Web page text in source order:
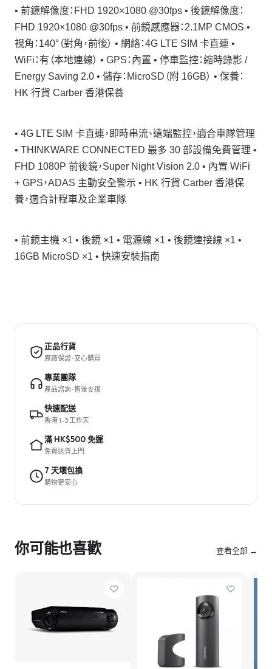
• 前鏡解像度：FHD 1920×1080 @30fps • 後鏡解像度：
FHD 1920×1080 @30fps • 前鏡感應器：2.1MP CMOS •
視角：140°（對角，前後） • 網絡：4G LTE SIM 卡直連 •
WiFi：有（本地連線） • GPS：內置 • 停車監控：縮時錄影 /
Energy Saving 2.0 • 儲存：MicroSD（附 16GB） • 保養：
HK 行貨 Carber 香港保養
• 4G LTE SIM 卡直連，即時串流、遠端監控，適合車隊管理
• THINKWARE CONNECTED 最多 30 部設備免費管理 •
FHD 1080P 前後鏡，Super Night Vision 2.0 • 內置 WiFi
+ GPS，ADAS 主動安全警示 • HK 行貨 Carber 香港保
養，適合計程車及企業車隊
• 前鏡主機 ×1 • 後鏡 ×1 • 電源線 ×1 • 後鏡連接線 ×1 •
16GB MicroSD ×1 • 快速安裝指南
正品行貨
原廠保證 · 安心購買
專業團隊
產品諮詢 · 售後支援
快速配送
香港 1–3 工作天
滿 HK$500 免運
免費送貨上門
7 天壞包換
購物更安心
你可能也喜歡 查看全部 →